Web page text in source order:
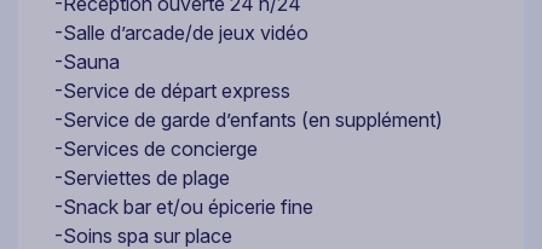
-Salle d’arcade/de jeux vidéo
-Sauna
-Service de départ express
-Service de garde d’enfants (en supplément)
-Services de concierge
-Serviettes de plage
-Snack bar et/ou épicerie fine
-Soins spa sur place